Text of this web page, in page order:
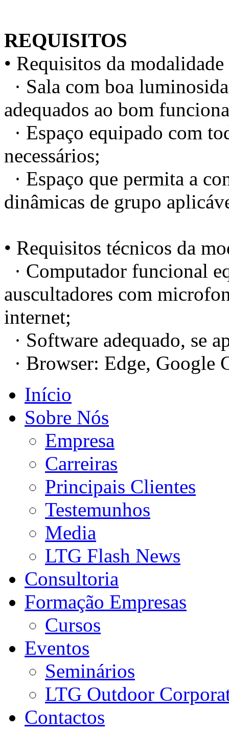
REQUISITOS
• Requisitos da
· Sala com boa
adequados ao bom
· Espaço equipado com
necessários;
· Espaço que permita a
dinâmicas de grupo
• Requisitos técnicos da
· Computador funcional
auscultadores com
internet;
· Software adequado, se
· Browser: Edge,
Início
Sobre Nós
Empresa
Carreiras
Principais Clientes
Testemunhos
Media
LTG Flash News
Consultoria
Formação Empresas
Cursos
Eventos
Seminários
LTG Outdoor
Contactos